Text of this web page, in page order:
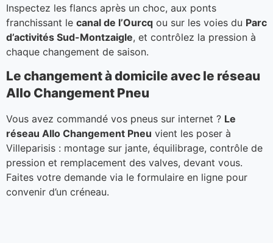
Inspectez les flancs après un choc, aux ponts
franchissant le canal de l’Ourcq ou sur les voies du Parc
d’activités Sud-Montzaigle, et contrôlez la pression à
chaque changement de saison.
Le changement à domicile avec le réseau
Allo Changement Pneu
Vous avez commandé vos pneus sur internet ? Le
réseau Allo Changement Pneu vient les poser à
Villeparisis : montage sur jante, équilibrage, contrôle de
pression et remplacement des valves, devant vous.
Faites votre demande via le formulaire en ligne pour
convenir d’un créneau.